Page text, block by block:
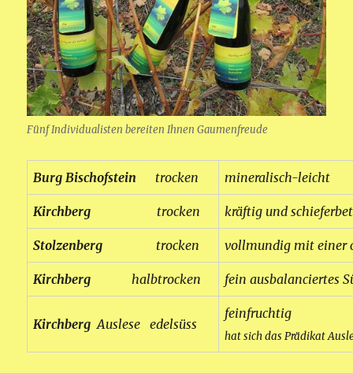
Fünf Individualisten bereiten Ihnen Gaumenfreude
Burg Bischofstein trocken mineralisch-leicht
Kirchberg trocken kräftig und
Stolzenberg trocken vollmundig mit einer
Kirchberg halbtrocken fein ausbalanciertes
Kirchberg Auslese edelsüss
hat sich das Prädikat